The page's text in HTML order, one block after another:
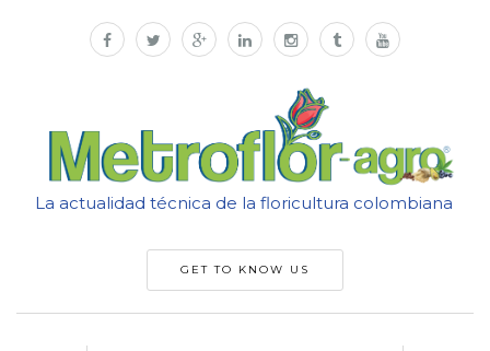
La actualidad técnica de la floricultura colombiana
GET TO KNOW US